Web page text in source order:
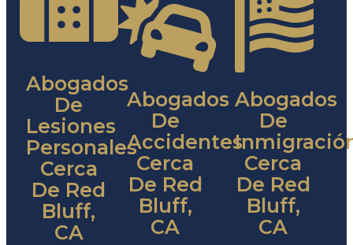
Abogados
De
Lesiones
Personales
Cerca
De Red
Bluff,
CA
Abogados
De
Accidentes
Cerca
De Red
Bluff,
CA
Abogados
De
Cerca
De Red
Bluff,
CA